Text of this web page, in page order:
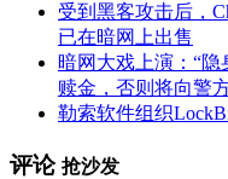
受到黑客攻击后，
已在暗网上出售
暗网大戏上演：“
赎金，否则将向警
勒索软件组织
评论 抢沙发